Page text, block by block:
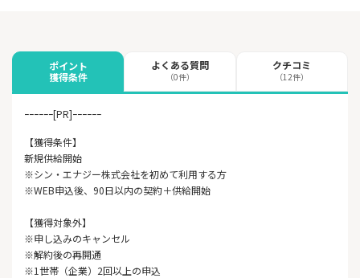
ポイント
獲得条件
よくある質問
（0件）
クチコミ
（12件）
ｰｰｰｰｰｰ[PR]ｰｰｰｰｰｰ
【獲得条件】
新規供給開始
※シン・エナジー株式会社を初めて利用する方
※WEB申込後、90日以内の契約＋供給開始
【獲得対象外】
※申し込みのキャンセル
※解約後の再開通
※1世帯（企業）2回以上の申込